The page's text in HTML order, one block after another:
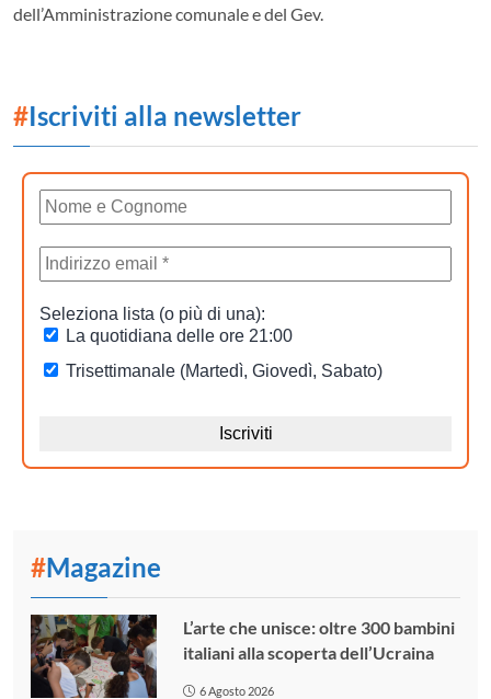
dell’Amministrazione comunale e del Gev.
#Iscriviti alla newsletter
#Magazine
L’arte che unisce: oltre 300 bambini
italiani alla scoperta dell’Ucraina
6 Agosto 2026